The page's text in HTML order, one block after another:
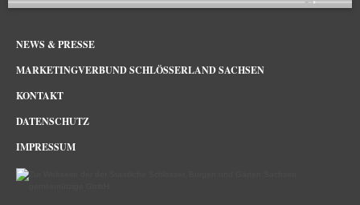
NEWS & PRESSE
MARKETINGVERBUND SCHLÖSSERLAND SACHSEN
KONTAKT
DATENSCHUTZ
IMPRESSUM